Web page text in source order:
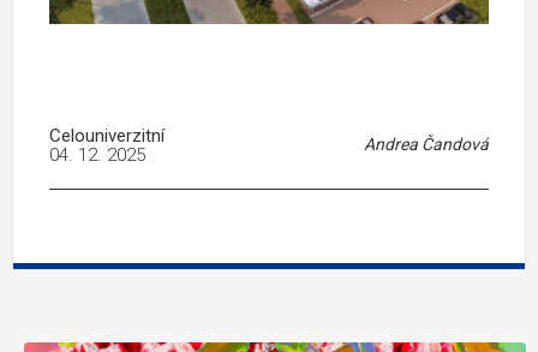
Celouniverzitní Andrea Čandová
04. 12. 2025